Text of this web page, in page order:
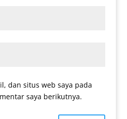
dan situs web saya pada
saya berikutnya.